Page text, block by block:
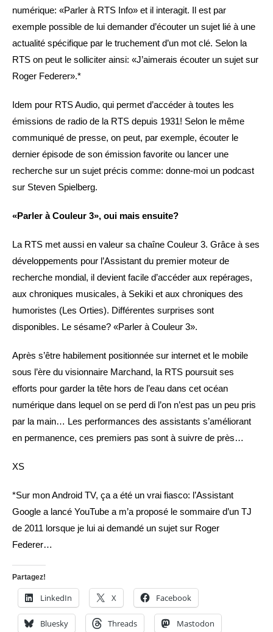
numérique: «Parler à RTS Info» et il interagit. Il est par
exemple possible de lui demander d’écouter un sujet lié à une
actualité spécifique par le truchement d’un mot clé. Selon la
RTS on peut le solliciter ainsi: «J’aimerais écouter un sujet sur
Roger Federer».*
Idem pour RTS Audio, qui permet d’accéder à toutes les
émissions de radio de la RTS depuis 1931! Selon le même
communiqué de presse, on peut, par exemple, écouter le
dernier épisode de son émission favorite ou lancer une
recherche sur un sujet précis comme: donne-moi un podcast
sur Steven Spielberg.
«Parler à Couleur 3», oui mais ensuite?
La RTS met aussi en valeur sa chaîne Couleur 3. Grâce à ses
développements pour l’Assistant du premier moteur de
recherche mondial, il devient facile d’accéder aux repérages,
aux chroniques musicales, à Sekiki et aux chroniques des
humoristes (Les Orties). Différentes surprises sont
disponibles. Le sésame? «Parler à Couleur 3».
Après s’être habilement positionnée sur internet et le mobile
sous l’ère du visionnaire Marchand, la RTS poursuit ses
efforts pour garder la tête hors de l’eau dans cet océan
numérique dans lequel on se perd di l’on n’est pas un peu pris
par la main… Les performances des assistants s’améliorant
en permanence, ces premiers pas sont à suivre de près…
XS
*Sur mon Android TV, ça a été un vrai fiasco: l’Assistant
Google a lancé YouTube a m’a proposé le sommaire d’un TJ
de 2011 lorsque je lui ai demandé un sujet sur Roger
Federer…
Partagez!
LinkedIn X Facebook
Bluesky Threads Mastodon